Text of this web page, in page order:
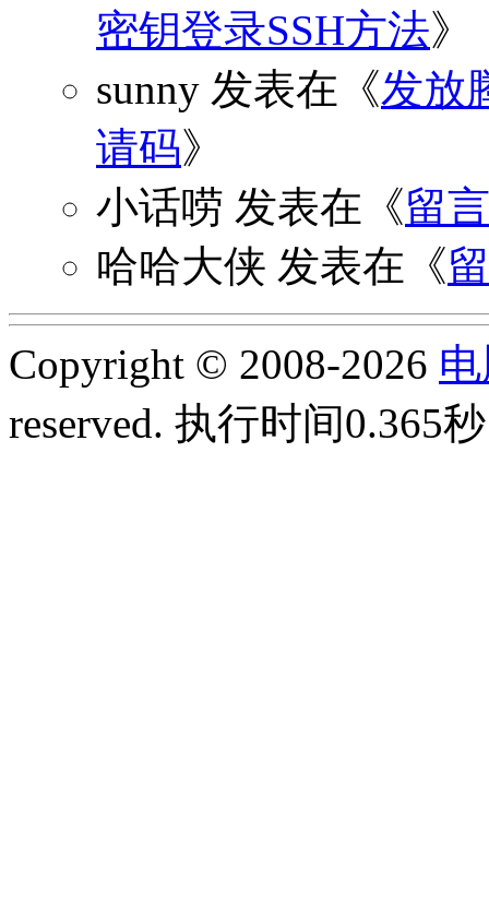
密钥登录SSH方法》
sunny 发表在《发放
请码》
小话唠 发表在《留
哈哈大侠 发表在《
Copyright © 2008-2026
reserved. 执行时间0.365秒